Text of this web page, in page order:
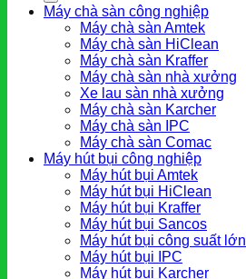
Máy chà sàn công nghiệp
Máy chà sàn Amtek
Máy chà sàn HiClean
Máy chà sàn Kraffer
Máy chà sàn nhà xưởng
Xe lau sàn nhà xưởng
Máy chà sàn Karcher
Máy chà sàn IPC
Máy chà sàn Comac
Máy hút bụi công nghiệp
Máy hút bụi Amtek
Máy hút bụi HiClean
Máy hút bụi Kraffer
Máy hút bụi Sancos
Máy hút bụi công suất lớn
Máy hút bụi IPC
Máy hút bụi Karcher